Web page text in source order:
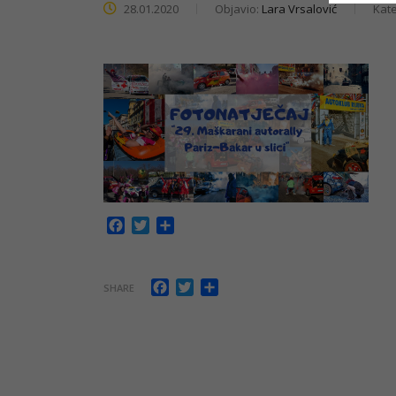
28.01.2020 Objavio: Lara Vrsalović
Facebook
Twitter
SHARE Facebook
Twitter